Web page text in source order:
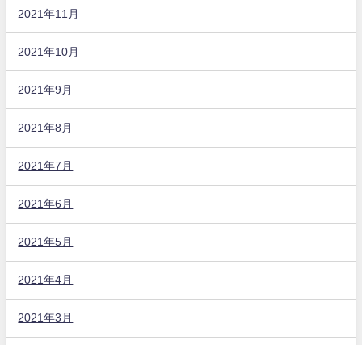
2021年11月
2021年10月
2021年9月
2021年8月
2021年7月
2021年6月
2021年5月
2021年4月
2021年3月